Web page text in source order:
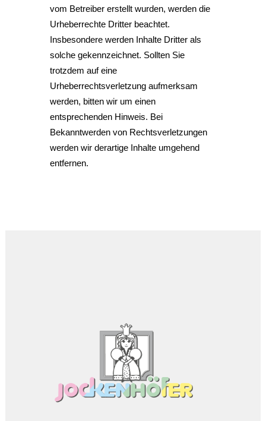
vom Betreiber erstellt wurden, werden die
Urheberrechte Dritter beachtet.
Insbesondere werden Inhalte Dritter als
solche gekennzeichnet. Sollten Sie
trotzdem auf eine
Urheberrechtsverletzung aufmerksam
werden, bitten wir um einen
entsprechenden Hinweis. Bei
Bekanntwerden von Rechtsverletzungen
werden wir derartige Inhalte umgehend
entfernen.